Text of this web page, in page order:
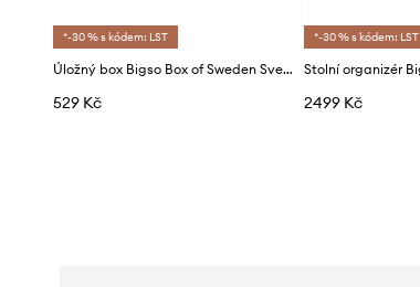
*-30 % s kódem: LST
Úložný box Bigso Box of Sweden Sverker A3 43,5 x 31 x 8,5 cm
529 Kč
*-30 % s kódem: LST
2499 Kč